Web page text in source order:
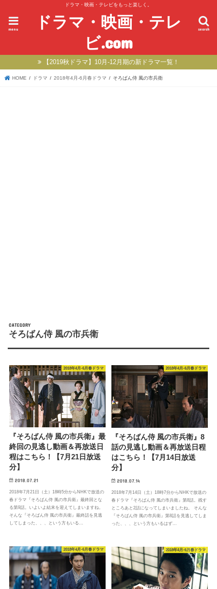
ドラマ・映画・テレビをもっと楽しく。
ドラマ・映画・テレ
ビ.com
search
menu
【2019秋ドラマ】10月-12月期の新ドラマ一覧！
HOME ドラマ 2018年4月-6月春ドラマ そろばん侍 風の市兵衛
そろばん侍 風の市兵衛
2018年4月-6月春ドラマ
『そろばん侍 風の市兵衛』最
終回の見逃し動画＆再放送日
程はこちら！【7月21日放送
分】
2018.07.21
2018年7月21日（土）18時5分からNHKで放送の
春ドラマ『そろばん侍 風の市兵衛』最終回とな
る第9話。いよいよ結末を迎えてしまいますね。
そんな『そろばん侍 風の市兵衛』最終話を見逃
してしまった、、、という方もいる…
2018年4月-6月春ドラマ
『そろばん侍 風の市兵衛』8
話の見逃し動画＆再放送日程
はこちら！【7月14日放送
分】
2018.07.14
2018年7月14日（土）18時7分からNHKで放送の
春ドラマ『そろばん侍 風の市兵衛』第8話。残す
ところあと2話になってしまいましたね。 そんな
『そろばん侍 風の市兵衛』第8話を見逃してしま
った、、、という方もいるはず…
2018年4月-6月春ドラマ 2018年4月-6月春ドラマ